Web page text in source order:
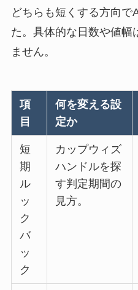
どちらも短くする方向で
た。具体的な日数や値幅
ません。
項
目
何を変える設
定か
短
期
ル
ッ
ク
バ
ッ
ク
カップウィズ
ハンドルを探
す判定期間の
見方。